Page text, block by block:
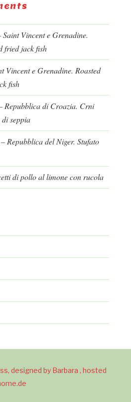
Saint Vincent e Grenadine.
fried jack fish
Vincent e Grenadine. Roasted
fish
Repubblica di Croazia. Crni
seppia
Repubblica del Niger. Stufato
di pollo al limone con rucola
designed by Barbara , hosted